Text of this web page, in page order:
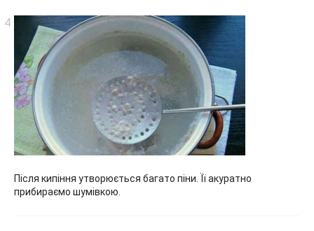
Після кипіння утворюється багато піни. Її акуратно
прибираємо шумівкою.